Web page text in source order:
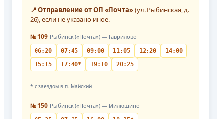
📍 Отправление от ОП «Почта»(ул. Рыбинская, д.
26), если не указано иное.
№ 109 Рыбинск («Почта») — Гаврилово
06:20 07:45 09:00 11:05 12:20
14:00
15:15
17:40* 19:10 20:25
* с заездом в п. Майский
№ 150 Рыбинск («Почта») — Милюшино